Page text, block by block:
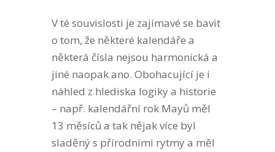
V té souvislosti je zajímavé se bavit
o tom, že některé kalendáře a
některá čísla nejsou harmonická a
jiné naopak ano. Obohacující je i
náhled z hlediska logiky a historie
– např. kalendářní rok Mayů měl
13 měsíců a tak nějak více byl
sladěný s přírodními rytmy a měl